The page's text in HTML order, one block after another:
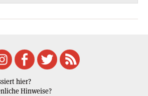
hier?
Hinweise?